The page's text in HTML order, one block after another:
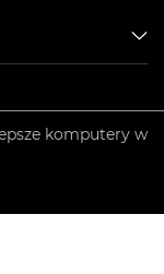
komputery w